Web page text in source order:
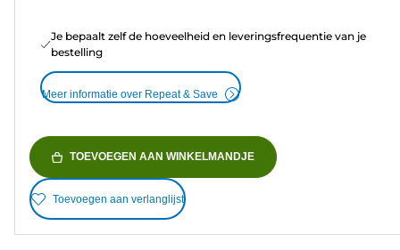
Je bepaalt zelf de hoeveelheid en leveringsfrequentie van je
bestelling
Meer informatie over Repeat & Save
TOEVOEGEN AAN WINKELMANDJE
Toevoegen aan verlanglijst